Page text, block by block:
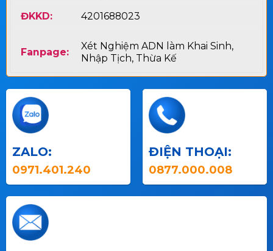
ĐKKD: 4201688023
Fanpage:
Xét Nghiệm ADN làm Khai Sinh,
Nhập Tịch, Thừa Kế
ZALO:
0971.401.240
ĐIỆN THOẠI:
0877.000.008